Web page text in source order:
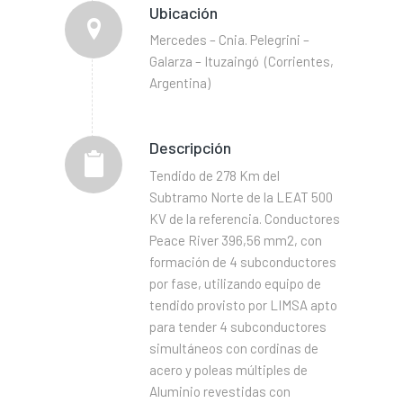
Ubicación
Mercedes – Cnia. Pelegrini –
Galarza – Ituzaingó (Corrientes,
Argentina)
Descripción
Tendido de 278 Km del
Subtramo Norte de la LEAT 500
KV de la referencia. Conductores
Peace River 396,56 mm2, con
formación de 4 subconductores
por fase, utilizando equipo de
tendido provisto por LIMSA apto
para tender 4 subconductores
simultáneos con cordinas de
acero y poleas múltiples de
Aluminio revestidas con